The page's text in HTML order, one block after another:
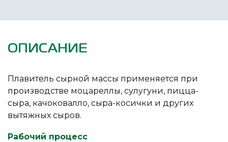
ОПИСАНИЕ
Плавитель сырной массы применяется при
производстве моцареллы, сулугуни, пицца-
сыра, качоковалло, сыра-косички и других
вытяжных сыров.
Рабочий процесс